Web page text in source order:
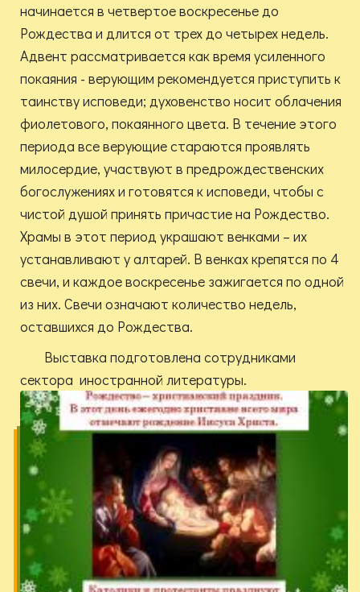
начинается в четвертое воскресенье до
Рождества и длится от трех до четырех недель.
Адвент рассматривается как время усиленного
покаяния - верующим рекомендуется приступить к
таинству исповеди; духовенство носит облачения
фиолетового, покаянного цвета. В течение этого
периода все верующие стараются проявлять
милосердие, участвуют в предрождественских
богослужениях и готовятся к исповеди, чтобы с
чистой душой принять причастие на Рождество.
Храмы в этот период украшают венками – их
устанавливают у алтарей. В венках крепятся по 4
свечи, и каждое воскресенье зажигается по одной
из них. Свечи означают количество недель,
оставшихся до Рождества.
Выставка подготовлена сотрудниками
сектора иностранной литературы.